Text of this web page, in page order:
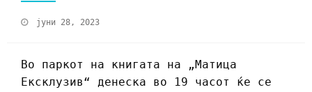
јуни 28, 2023
Во паркот на книгата на „Матица
Ексклузив“ денеска во 19 часот ќе се